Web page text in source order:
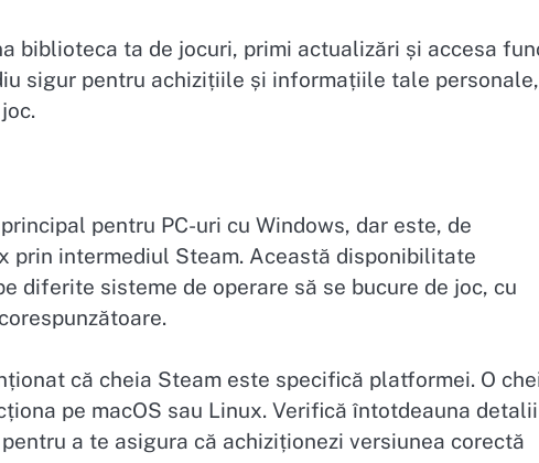
biblioteca ta de jocuri, primi actualizări și accesa
sigur pentru achizițiile și informațiile tale personale,
pentru PC-uri cu Windows, dar este, de
prin intermediul Steam. Această disponibilitate
diferite sisteme de operare să se bucure de joc, cu
că cheia Steam este specifică platformei. O
pe macOS sau Linux. Verifică întotdeauna
a te asigura că achiziționezi versiunea corectă